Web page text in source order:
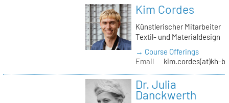
Kim Cordes
Künstlerischer Mitarbeiter
Textil- und Materialdesign
→ Course Offerings
Email
kim.cordes(at)kh-
Dr. Julia
Danckwerth